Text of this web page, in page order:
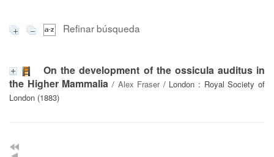
Refinar búsqueda
On the development of the ossicula auditus in
the Higher Mammalia / Alex Fraser/ London : Royal Society of
London (1883)